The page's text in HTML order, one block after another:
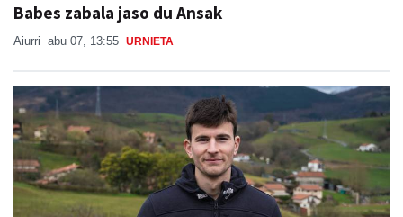
Babes zabala jaso du Ansak
Aiurri abu 07, 13:55 URNIETA